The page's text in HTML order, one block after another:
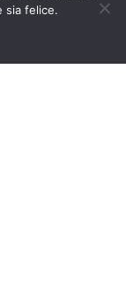
sia felice.